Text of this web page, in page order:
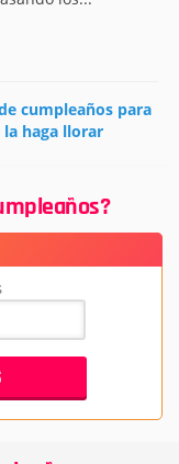
cumpleaños para
haga llorar